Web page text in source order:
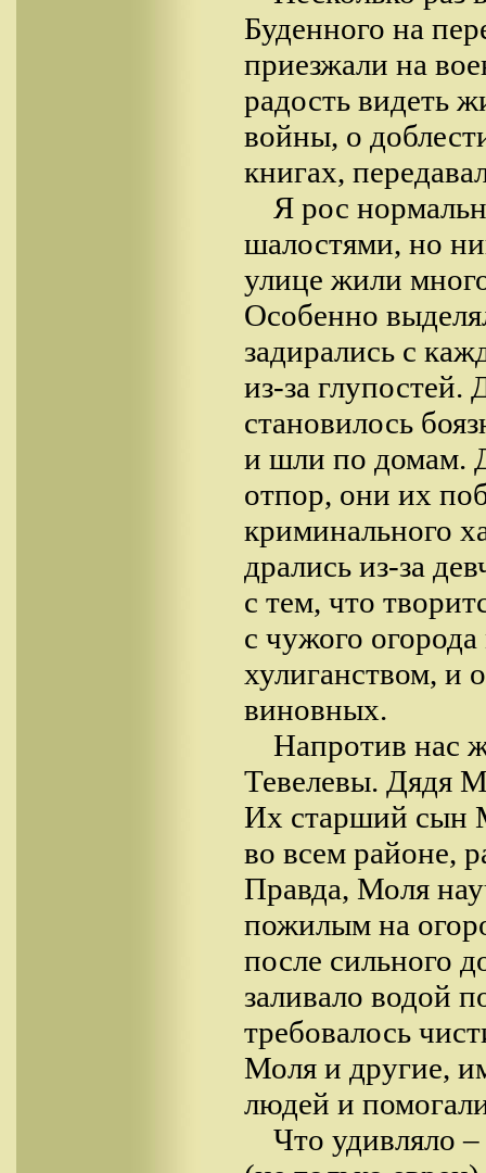
Буденного на
приезжали на
радость видеть
войны, о
книгах,
Я рос
шалостями, но
улице жили
Особенно
задирались с
из-за
становилось
и шли по домам.
отпор, они их
криминального
дрались из-за
с тем, что
с чужого
хулиганством, и
виновных.
Напротив нас
Тевелевы. Дядя
Их старший сын
во всем районе,
Правда, Моля
пожилым на
после сильного
заливало водой
требовалось
Моля и другие,
людей и
Что удивляло